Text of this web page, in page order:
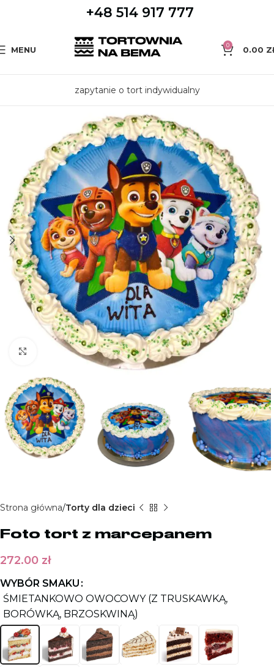
+48 514 917 777
MENU 0 0.00
zapytanie o tort indywidualny
Kliknij aby powiększyć
Strona główna Torty dla dzieci
Foto tort z marcepanem
272.00 zł
WYBÓR SMAKU
ŚMIETANKOWO OWOCOWY (Z TRUSKAWKĄ,
BORÓWKĄ, BRZOSKWINĄ)